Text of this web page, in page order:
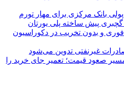
پولی بانک مرکزی برای مهار تورم
گچبری پیش ساخته پلی یورتان
و بدون تخریب در دکوراسیون
غیرنفتی تدوین می‌شود
صعود قیمت؛ تعمیر جای خرید را